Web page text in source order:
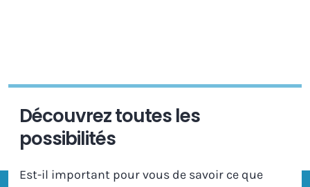
Découvrez toutes les
possibilités
Est-il important pour vous de savoir ce que